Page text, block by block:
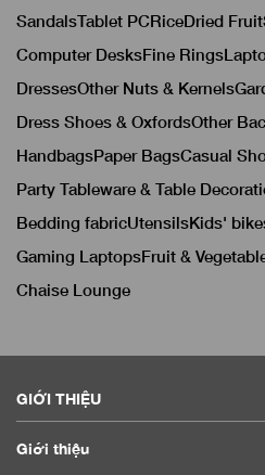
SandalsTablet PCRiceDried Fruit
Computer DesksFine Rings
DressesOther Nuts & Kernels
Dress Shoes & OxfordsOther
HandbagsPaper BagsCasual
Party Tableware & Table
Bedding fabricUtensilsKids'
Gaming LaptopsFruit &
Chaise Lounge
GIỚI THIỆU
Giới thiệu